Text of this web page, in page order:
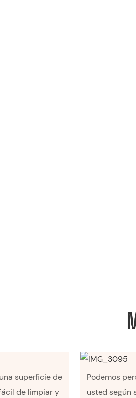
superficie de
de limpiar y
Podemos
usted según